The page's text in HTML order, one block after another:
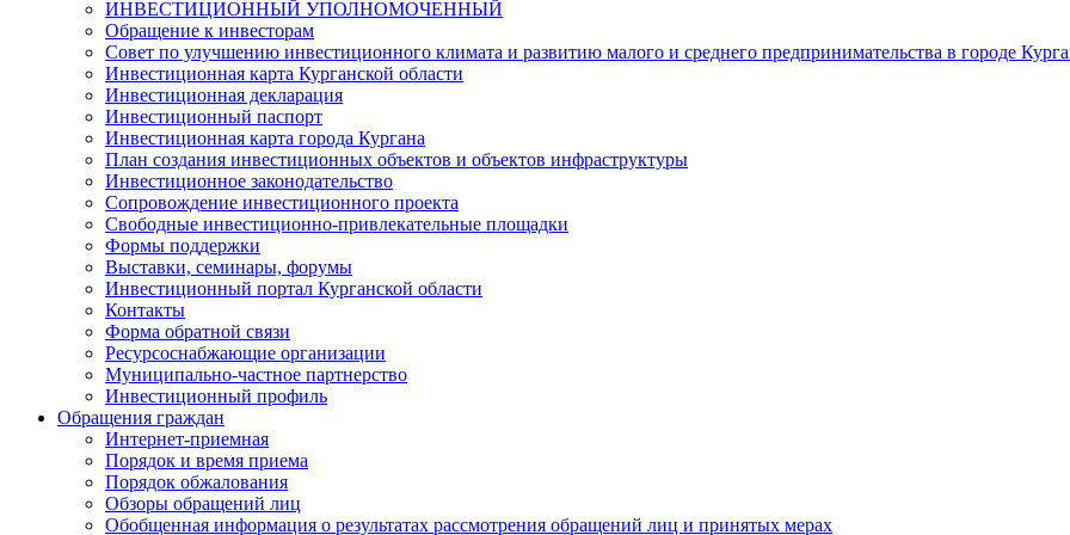
ИНВЕСТИЦИОННЫЙ УПОЛНОМОЧЕННЫЙ
Обращение к инвесторам
Совет по улучшению инвестиционного климата и развитию малого и среднего предпринимательства в городе
Инвестиционная карта Курганской области
Инвестиционная декларация
Инвестиционный паспорт
Инвестиционная карта города Кургана
План создания инвестиционных объектов и объектов инфраструктуры
Инвестиционное законодательство
Сопровождение инвестиционного проекта
Свободные инвестиционно-привлекательные площадки
Формы поддержки
Выставки, семинары, форумы
Инвестиционный портал Курганской области
Контакты
Форма обратной связи
Ресурсоснабжающие организации
Муниципально-частное партнерство
Инвестиционный профиль
Обращения граждан
Интернет-приемная
Порядок и время приема
Порядок обжалования
Обзоры обращений лиц
Обобщенная информация о результатах рассмотрения обращений лиц и принятых мерах